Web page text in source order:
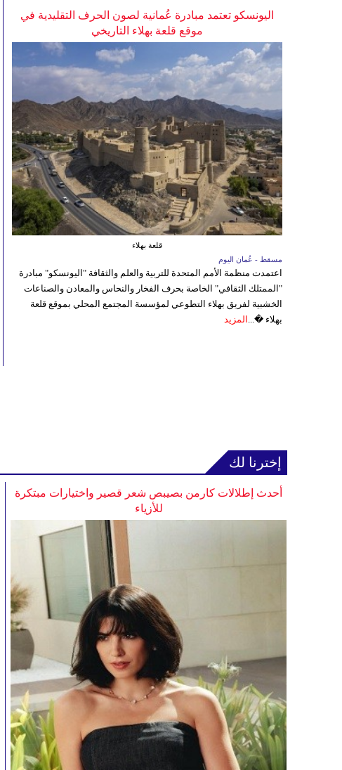
اليونسكو تعتمد مبادرة عُمانية لصون الحرف التقليدية في
موقع قلعة بهلاء التاريخي
قلعة بهلاء
مسقط - عُمان اليوم
اعتمدت منظمة الأمم المتحدة للتربية والعلم والثقافة "اليونسكو" مبادرة
"الممتلك الثقافي" الخاصة بحرف الفخار والنحاس والمعادن والصناعات
الخشبية لفريق بهلاء التطوعي لمؤسسة المجتمع المحلي بموقع قلعة
بهلاء �... المزيد
إخترنا لك
أحدث إطلالات كارمن بصيبص شعر قصير واختيارات مبتكرة
للأزياء